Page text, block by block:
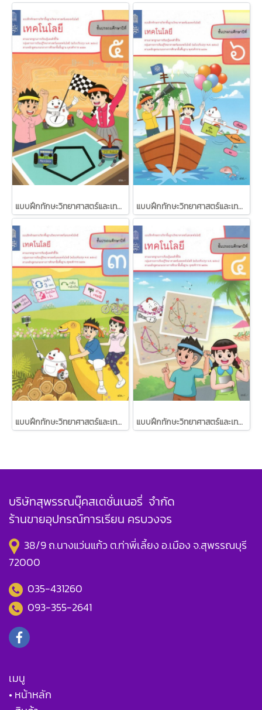
แบบฝึกทักษะวิทยาศาสตร์และเทคโนโลยี เทคโนโลยี ป.5 /สสวท. แบบฝึกทักษะวิทยาศาสตร์และเทคโนโลยี เทคโนโลยี ป.6 /สสวท.
แบบฝึกทักษะวิทยาศาสตร์และเทคโนโลยี เทคโนโลยี ป.3 /สสวท. แบบฝึกทักษะวิทยาศาสตร์และเทคโนโลยี เทคโนโลยี ป.4 /สสวท.
บริษัทสุพรรณบุ๊คสเตชั่นเนอรี่ จำกัด
ร้านขายอุปกรณ์การเรียน ครบวงจร
38/9 ถ.นางแว่นแก้ว ต.ท่าพี่เลี้ยง อ.เมือง จ.สุพรรณบุรี
72000
035-431260
093-355-2641
เมนู
• หน้าหลัก